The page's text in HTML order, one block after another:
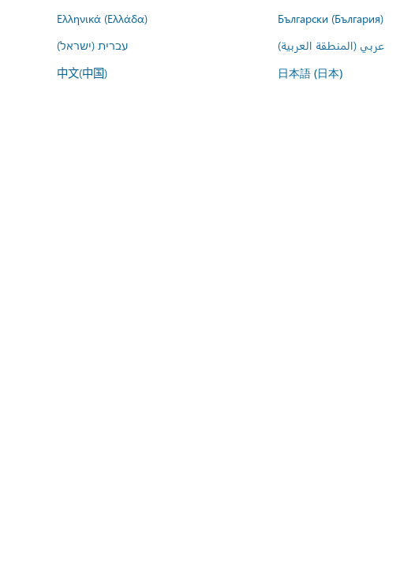
Ελληνικά (Ελλάδα)
Български (България)
עברית (ישראל)
عربي (المنطقة العربية)
中文(中国) 日本語 (日本)